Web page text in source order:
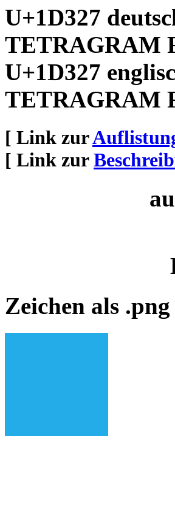
U+1D327
TETRAGRAM
U+1D327
TETRAGRAM
[ Link zur
[ Link zur
Zeichen als .png